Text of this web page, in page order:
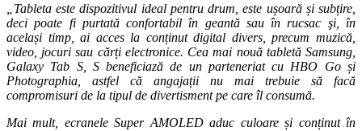
„Tableta este dispozitivul ideal pentru drum, este ușoară și subțire,
deci poate fi purtată confortabil în geantă sau în rucsac şi, în
același timp, ai acces la conținut digital divers, precum muzică,
video, jocuri sau cărți electronice. Cea mai nouă tabletă Samsung,
Galaxy Tab S, S beneficiază de un parteneriat cu HBO Go și
Photographia, astfel că angajații nu mai trebuie să facă
compromisuri de la tipul de divertisment pe care îl consumă.
Mai mult, ecranele Super AMOLED aduc culoare și conținut în